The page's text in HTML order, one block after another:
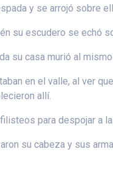
y se arrojó sobre
su escudero se echó
su casa murió al
en el valle, al ver
allí.
para despojar a
su cabeza y sus